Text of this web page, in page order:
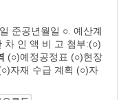
준공년월일 ○. 예산계
차 인 액 비 고 첨부:(○)
(○)예정공정표 (○)현장
자재 수급 계획 (○)자